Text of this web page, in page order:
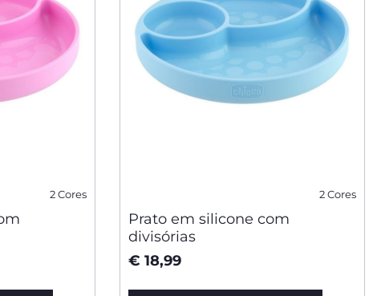
2 Cores 2 Cores
Prato em silicone com
divisórias
€ 18,99